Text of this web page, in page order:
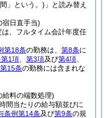
」という。) 」と読み替え
宿日直手当)
は、フルタイム会計年度任
第18条の勤務は、 第8条に
1項 第3項及び第4項
15条の勤務には含まれな
料の端数処理)
間当たりの給与額並びに
条例第14条及び第9条の規